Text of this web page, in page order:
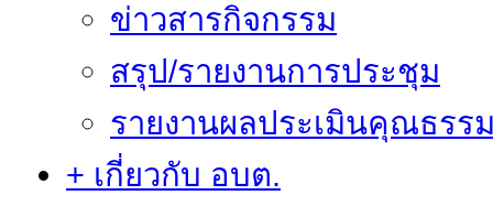
ข่าวสารกิจกรรม
สรุป/รายงานการประชุม
รายงานผลประเมินคุณธรร
+ เกี่ยวกับ อบต.